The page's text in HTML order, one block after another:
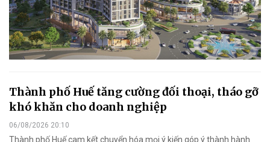
Thành phố Huế tăng cường đối thoại, tháo gỡ
khó khăn cho doanh nghiệp
06/08/2026 20:10
Thành phố Huế cam kết chuyển hóa mọi ý kiến góp ý thành hành